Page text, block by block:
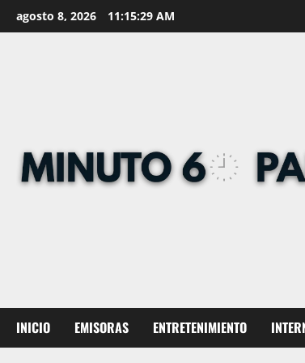
to
agosto 8, 2026 11:15:29 AM
INICIO EMISORAS ENTRETENIMIENTO